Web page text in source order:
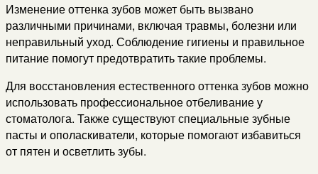
Изменение оттенка зубов может быть вызвано
различными причинами, включая травмы, болезни или
неправильный уход. Соблюдение гигиены и правильное
питание помогут предотвратить такие проблемы.
Для восстановления естественного оттенка зубов можно
использовать профессиональное отбеливание у
стоматолога. Также существуют специальные зубные
пасты и ополаскиватели, которые помогают избавиться
от пятен и осветлить зубы.